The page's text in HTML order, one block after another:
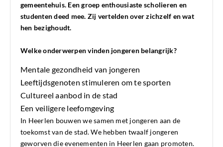
gemeentehuis. Een groep enthousiaste scholieren en
studenten deed mee. Zij vertelden over zichzelf en wat
hen bezighoudt.
Welke onderwerpen vinden jongeren belangrijk?
Mentale gezondheid van jongeren
Leeftijdsgenoten stimuleren om te sporten
Cultureel aanbod in de stad
Een veiligere leefomgeving
In Heerlen bouwen we samen met jongeren aan de
toekomst van de stad. We hebben twaalf jongeren
geworven die evenementen in Heerlen gaan promoten.